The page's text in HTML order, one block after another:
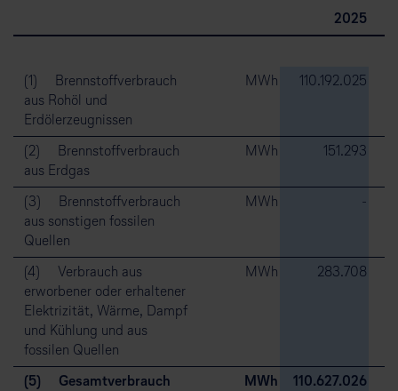
2025
(1) Brennstoffverbrauch
aus Rohöl und
Erdölerzeugnissen
MWh 110.192.025
(2) Brennstoffverbrauch
aus Erdgas
MWh 151.293
(3) Brennstoffverbrauch
aus sonstigen fossilen
Quellen
MWh -
(4) Verbrauch aus
erworbener oder erhaltener
Elektrizität, Wärme, Dampf
und Kühlung und aus
fossilen Quellen
MWh 283.708
(5) Gesamtverbrauch
MWh 110.627.026